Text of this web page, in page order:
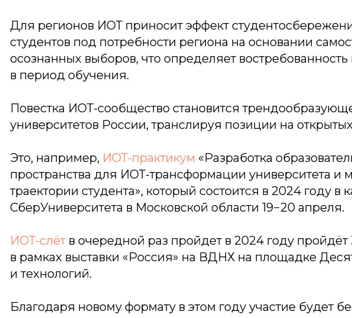
Для регионов ИОТ приносит эффект
студентов под потребности региона на основании
осознанных выборов, что определяет
в период обучения.
Повестка ИОТ-сообщество становится
университетов России, транслируя позиции на
Это, например, ИОТ-практикум «Разработка
пространства для ИОТ-трансформации университета и
траектории студента», который состоится в 2024 году в
СберУниверситета в Московской области 19−20 апреля.
ИОТ-слёт в очередной раз пройдет в 2024 году пройдёт
в рамках выставки «Россия» на ВДНХ на площадке
и технологий.
Благодаря новому формату в этом году участие будет